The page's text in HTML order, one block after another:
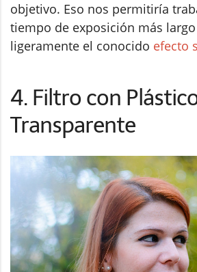
objetivo. Eso nos permitiría
tiempo de exposición más
ligeramente el conocido efecto
4. Filtro con
Transparente